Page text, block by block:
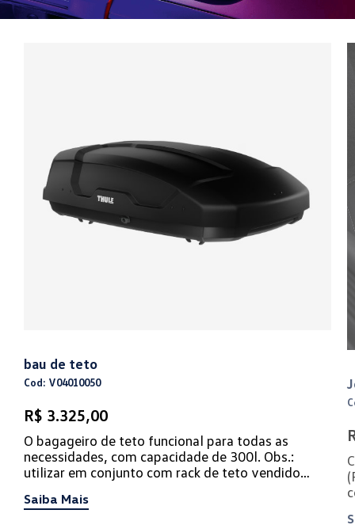
bau de teto
Cod: V04010050
R$ 3.325,00
O bagageiro de teto funcional para todas as
necessidades, com capacidade de 300l. Obs.:
utilizar em conjunto com rack de teto vendido
Saiba Mais